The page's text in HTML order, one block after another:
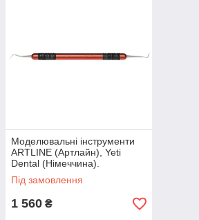
Моделювальні інструменти
ARTLINE (Артлайн), Yeti
Dental (Німеччина).
Під замовлення
1 560 ₴